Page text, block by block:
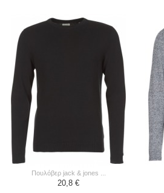
πουλόβερ jack & jones ...
20,8 €